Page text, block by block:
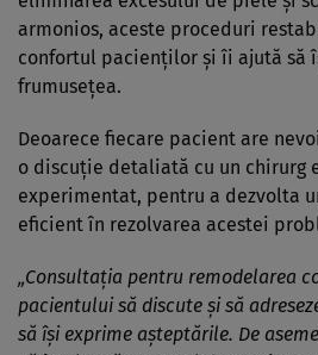
armonios, aceste proceduri
confortul pacienților și îi ajută să
frumusețea.
Deoarece fiecare pacient are
o discuție detaliată cu un chirurg
experimentat, pentru a dezvolta
eficient în rezolvarea acestei
„Consultația pentru remodelarea
pacientului să discute și să
să își exprime așteptările. De